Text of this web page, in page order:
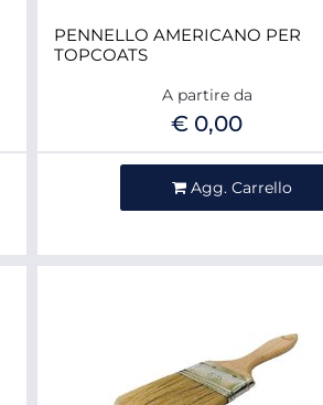
PENNELLO AMERICANO PER
TOPCOATS
A partire da
€ 0,00
Agg. Carrello